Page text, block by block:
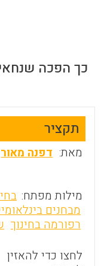
כך הפכה
תקציר
מאת: דפנה מאור
מילות מפתח:
מבחנים
רפורמה בחינוך
לחצו כדי להאזין